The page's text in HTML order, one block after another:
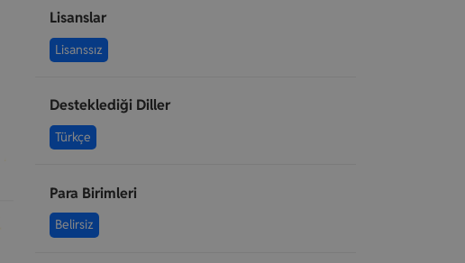
Lisanslar
Lisanssız
Desteklediği Diller
Türkçe
Para Birimleri
Belirsiz